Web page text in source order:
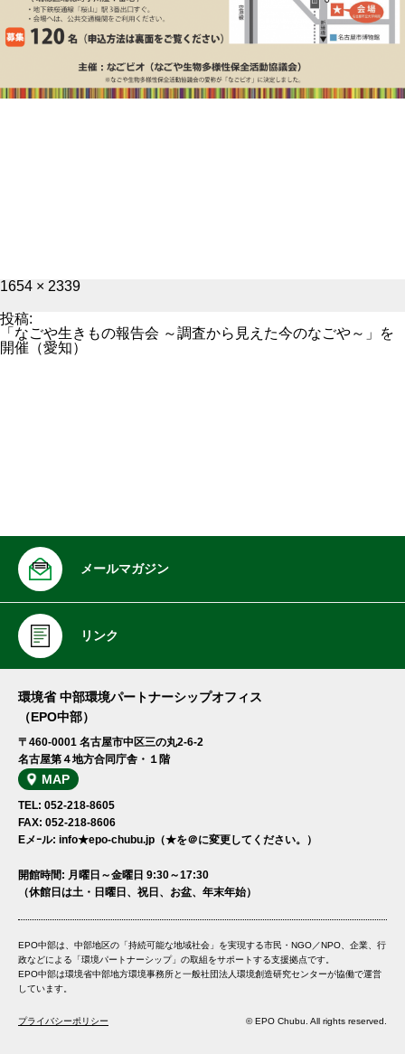
フ
サ
イ
ズ
1654 × 2339
投稿:
「なごや生きもの報告会 ～調査から見えた今のなごや～」を
開催（愛知）
メールマガジン
リンク
環境省 中部環境パートナーシップオフィス
（EPO中部）
〒460-0001 名古屋市中区三の丸2-6-2
名古屋第４地方合同庁舎・１階
MAP
TEL: 052-218-8605
FAX: 052-218-8606
Eメｰル: info★epo-chubu.jp（★を＠に変更してください。）
開館時間: 月曜日～金曜日 9:30～17:30
（休館日は土・日曜日、祝日、お盆、年末年始）
EPO中部は、中部地区の「持続可能な地域社会」を実現する市民・NGO／NPO、企業、行
政などによる「環境パートナーシップ」の取組をサポートする支援拠点です。
EPO中部は環境省中部地方環境事務所と一般社団法人環境創造研究センターが協働で運営
しています。
プライバシーポリシー © EPO Chubu. All rights reserved.